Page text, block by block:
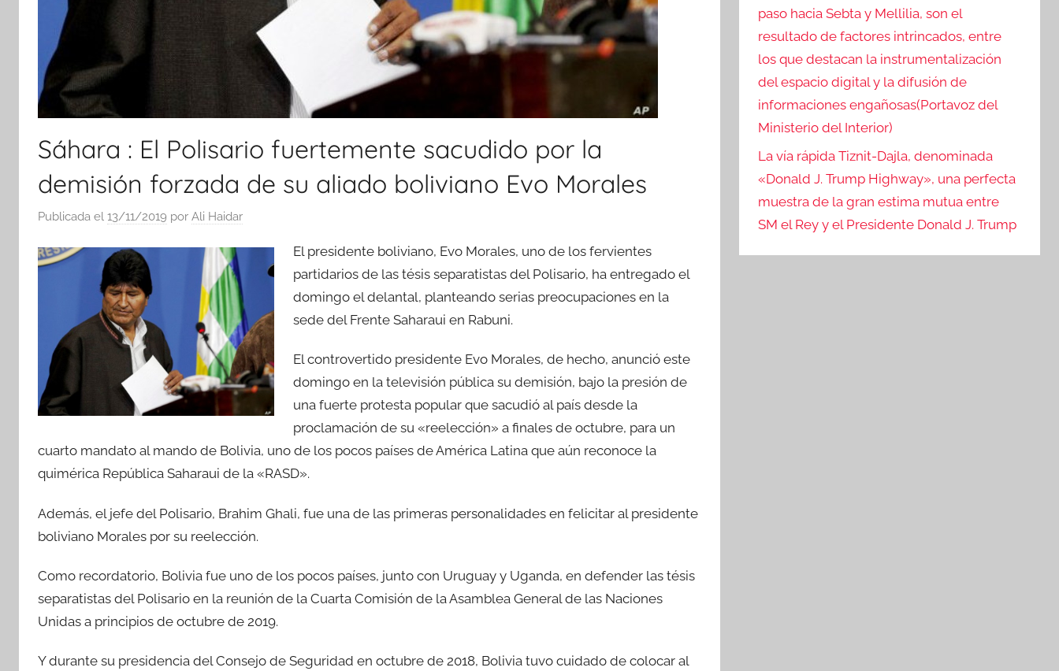
Sáhara : El Polisario fuertemente sacudido por la
demisión forzada de su aliado boliviano Evo Morales
Publicada el 13/11/2019 por Ali Haidar
El presidente boliviano, Evo Morales, uno de los fervientes
partidarios de las tésis separatistas del Polisario, ha entregado el
domingo el delantal, planteando serias preocupaciones en la
sede del Frente Saharaui en Rabuni.
El controvertido presidente Evo Morales, de hecho, anunció este
domingo en la televisión pública su demisión, bajo la presión de
una fuerte protesta popular que sacudió al país desde la
proclamación de su «reelección» a finales de octubre, para un
cuarto mandato al mando de Bolivia, uno de los pocos países de América Latina que aún reconoce la
quimérica República Saharaui de la «RASD».
Además, el jefe del Polisario, Brahim Ghali, fue una de las primeras personalidades en felicitar al presidente
boliviano Morales por su reelección.
Como recordatorio, Bolivia fue uno de los pocos países, junto con Uruguay y Uganda, en defender las tésis
separatistas del Polisario en la reunión de la Cuarta Comisión de la Asamblea General de las Naciones
Unidas a principios de octubre de 2019.
Y durante su presidencia del Consejo de Seguridad en octubre de 2018, Bolivia tuvo cuidado de colocar al
paso hacia Sebta y Mellilia, son el
resultado de factores intrincados, entre
los que destacan la instrumentalización
del espacio digital y la difusión de
informaciones engañosas(Portavoz del
Ministerio del Interior)
La vía rápida Tiznit-Dajla, denominada
«Donald J. Trump Highway», una perfecta
muestra de la gran estima mutua entre
SM el Rey y el Presidente Donald J. Trump